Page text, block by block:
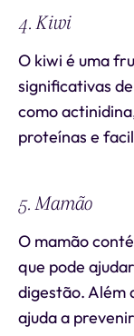
4. Kiwi
O kiwi é uma
significativas
como
proteínas e
5. Mamão
O mamão
que pode
digestão. Além
ajuda a